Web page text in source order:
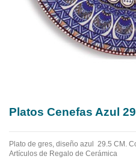
Platos Cenefas Azul
Plato de gres, diseño azul 29.5 CM.
Artículos de Regalo de Cerámica